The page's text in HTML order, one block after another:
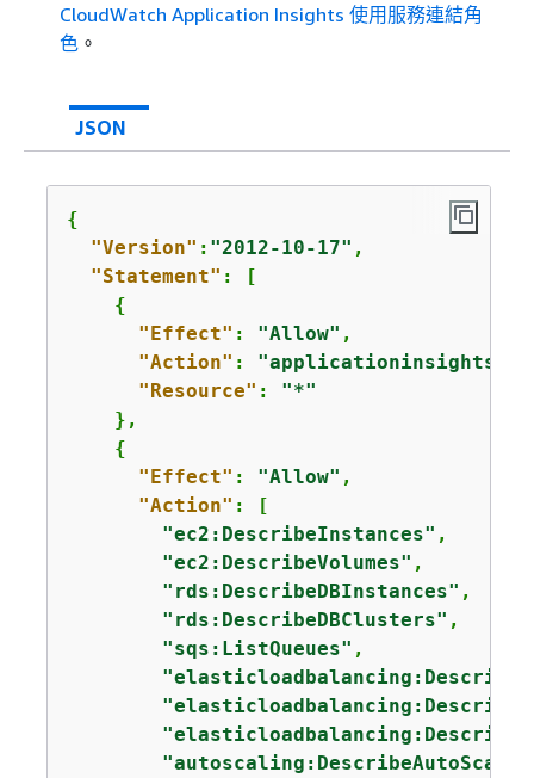
CloudWatch Application Insights 使用服務連結角
色 。
JSON
{
"Version" : "2012-10-17" ,
"Statement" : [
{
"Effect" : "Allow" ,
"Action" : "applicationinsights:*"
"Resource" : "*"
    },
{
"Effect" : "Allow" ,
"Action" : [
"ec2:DescribeInstances" ,
"ec2:DescribeVolumes" ,
"rds:DescribeDBInstances" ,
"rds:DescribeDBClusters" ,
"sqs:ListQueues" ,